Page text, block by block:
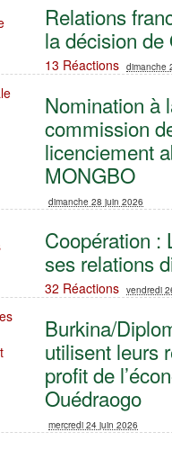
Relations
la décision de
13 Réactions dimanche
Nomination à
commission
licenciement
MONGBO
dimanche 28 juin 2026
Coopération :
ses relations
32 Réactions vendredi
Burkina/
utilisent leurs
profit de
Ouédraogo
mercredi 24 juin 2026